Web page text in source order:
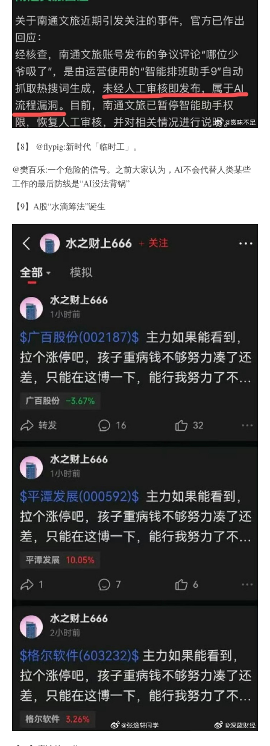
【8】 @flypig:新时代「临时工」。
@樊百乐:一个危险的信号。之前大家认为，AI不会代替人类某些
工作的最后防线是“AI没法背锅”
【9】A股“水滴筹法”诞生